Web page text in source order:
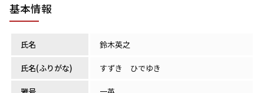
基本情報
氏名 鈴木英之
氏名(ふりがな) すずき ひでゆき